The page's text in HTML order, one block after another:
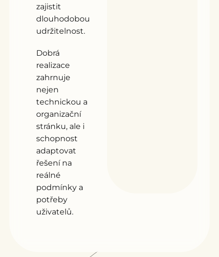
zajistit
dlouhodobou
udržitelnost.
Dobrá
realizace
zahrnuje
nejen
technickou a
organizační
stránku, ale i
schopnost
adaptovat
řešení na
reálné
podmínky a
potřeby
uživatelů.